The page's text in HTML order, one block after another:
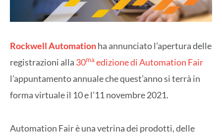
Rockwell Automationha annunciato l’apertura delle
registrazioni alla 30ma edizione di Automation Fair
l’appuntamento annuale che quest’anno si terrà in
forma virtuale il 10 e l’11 novembre 2021.
Automation Fair è una vetrina dei prodotti, delle